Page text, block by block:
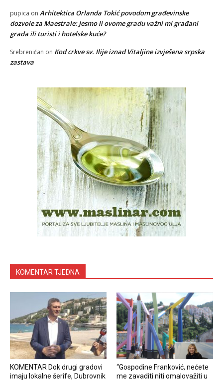
pupica on Arhitektica Orlanda Tokić povodom građevinske
dozvole za Maestrale: Jesmo li ovome gradu važni mi građani
grada ili turisti i hotelske kuće?
Srebrenićan on Kod crkve sv. Ilije iznad Vitaljine izvješena srpska
zastava
KOMENTAR TJEDNA
KOMENTAR Dok drugi gradovi
imaju lokalne šerife, Dubrovnik
“Gospodine Franković, nećete
me zavaditi niti omalovažiti u